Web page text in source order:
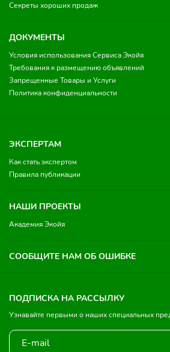
Секреты хороших продаж
ДОКУМЕНТЫ
Условия использования Сервиса Экойя
Требования к размещению объявлений
Запрещенные Товары и Услуги
Политика конфиденциальности
ЭКСПЕРТАМ
Как стать экспертом
Правила публикации
НАШИ ПРОЕКТЫ
Академия Экойя
СООБЩИТЕ НАМ ОБ ОШИБКЕ
ПОДПИСКА НА РАССЫЛКУ
Узнавайте первыми о наших специальных